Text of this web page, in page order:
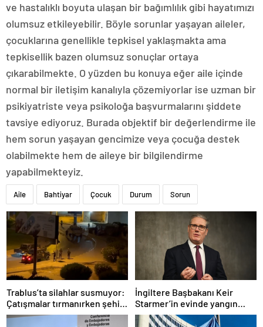
ve hastalıklı boyuta ulaşan bir bağımlılık gibi hayatımızı
olumsuz etkileyebilir. Böyle sorunlar yaşayan aileler,
çocuklarına genellikle tepkisel yaklaşmakta ama
tepkisellik bazen olumsuz sonuçlar ortaya
çıkarabilmekte. O yüzden bu konuya eğer aile içinde
normal bir iletişim kanalıyla çözemiyorlar ise uzman bir
psikiyatriste veya psikoloğa başvurmalarını şiddete
tavsiye ediyoruz. Burada objektif bir değerlendirme ile
hem sorun yaşayan gencimize veya çocuğa destek
olabilmekte hem de aileye bir bilgilendirme
yapabilmekteyiz.
Aile Bahtiyar Çocuk Durum Sorun
Trablus’ta silahlar susmuyor:
Çatışmalar tırmanırken şehir
alarmda
İngiltere Başbakanı Keir
Starmer’in evinde yangın
çıktı